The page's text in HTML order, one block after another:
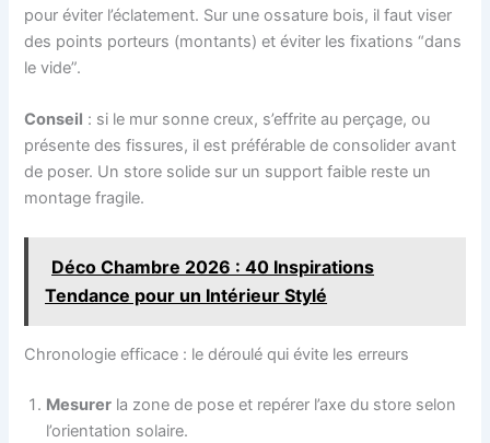
pour éviter l’éclatement. Sur une ossature bois, il faut viser
des points porteurs (montants) et éviter les fixations “dans
le vide”.
Conseil : si le mur sonne creux, s’effrite au perçage, ou
présente des fissures, il est préférable de consolider avant
de poser. Un store solide sur un support faible reste un
montage fragile.
Déco Chambre 2026 : 40 Inspirations
Tendance pour un Intérieur Stylé
Chronologie efficace : le déroulé qui évite les erreurs
Mesurer la zone de pose et repérer l’axe du store selon
l’orientation solaire.